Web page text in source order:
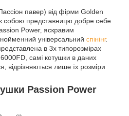
павер) від фірми Golden
собою представницю добре себе
Power, яскравим
універсальний спінінг.
в 3х типорозмірах
самі котушки в даних
відрізняються лише їх розміри
Passion Power